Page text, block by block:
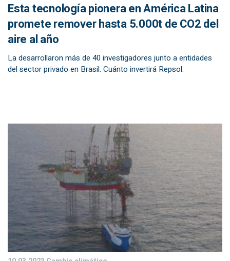
Esta tecnología pionera en América Latina
promete remover hasta 5.000t de CO2 del
aire al año
La desarrollaron más de 40 investigadores junto a entidades
del sector privado en Brasil. Cuánto invertirá Repsol.